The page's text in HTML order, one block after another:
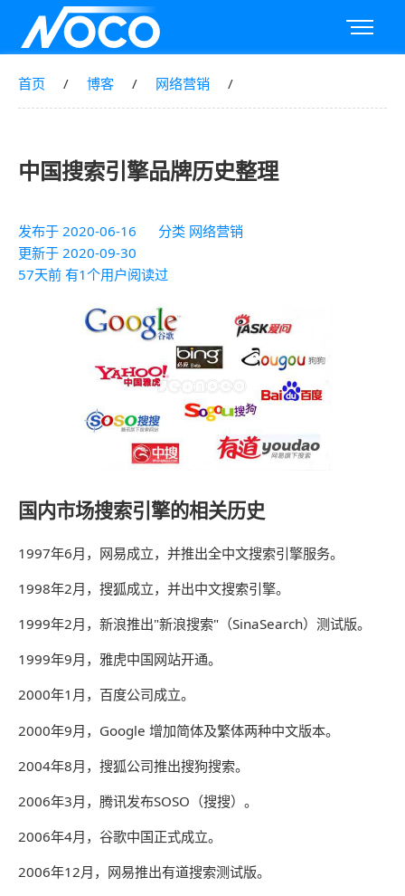
首页 博客 网络营销
中国搜索引擎品牌历史整理
发布于 2020-06-16 分类 网络营销
更新于 2020-09-30
57天前 有1个用户阅读过
国内市场搜索引擎的相关历史
1997年6月，网易成立，并推出全中文搜索引擎服务。
1998年2月，搜狐成立，并出中文搜索引擎。
1999年2月，新浪推出"新浪搜索"（SinaSearch）测试版。
1999年9月，雅虎中国网站开通。
2000年1月，百度公司成立。
2000年9月，Google 增加简体及繁体两种中文版本。
2004年8月，搜狐公司推出搜狗搜索。
2006年3月，腾讯发布SOSO（搜搜）。
2006年4月，谷歌中国正式成立。
2006年12月，网易推出有道搜索测试版。